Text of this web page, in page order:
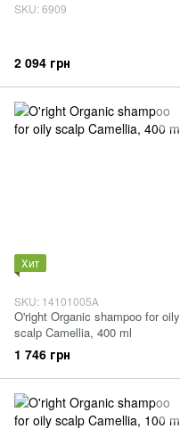
SKU: 6909
2 094 грн
Хит
SKU: 14101005А
O'right Organic shampoo for oily
scalp Camellia, 400 ml
1 746 грн